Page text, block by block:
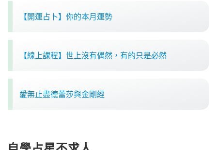
【開運占卜】你的本月運勢
【線上課程】世上沒有偶然，有的只是必然
愛無止盡德蕾莎與金剛經